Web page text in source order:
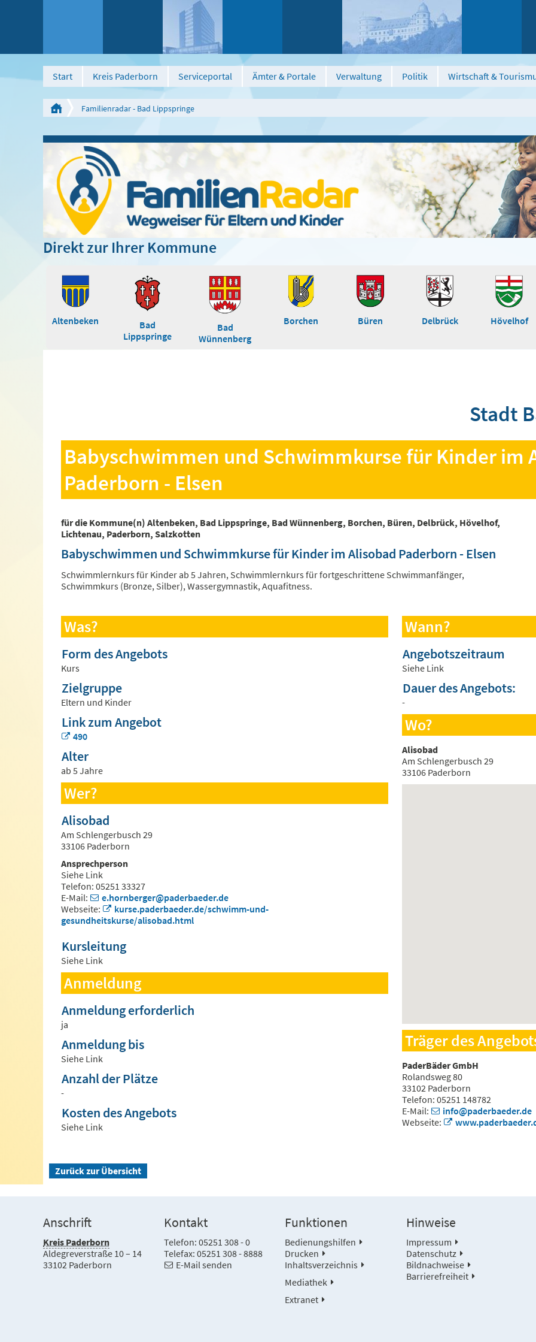
Start Kreis Paderborn Serviceportal Ämter & Portale Verwaltung Politik Wirtschaft &
Familienradar - Bad Lippspringe
Direkt zur Ihrer Kommune
Altenbeken
Bad
Lippspringe
Bad
Wünnenberg
Borchen Büren Delbrück Hövelhof
Stadt
Babyschwimmen und Schwimmkurse für Kinder im
Paderborn - Elsen
für die Kommune(n) Altenbeken, Bad Lippspringe, Bad Wünnenberg, Borchen, Büren, Delbrück, Hövelhof,
Lichtenau, Paderborn, Salzkotten
Babyschwimmen und Schwimmkurse für Kinder im Alisobad Paderborn - Elsen
Schwimmlernkurs für Kinder ab 5 Jahren, Schwimmlernkurs für fortgeschrittene Schwimmanfänger,
Schwimmkurs (Bronze, Silber), Wassergymnastik, Aquafitness.
Was?
Form des Angebots
Kurs
Zielgruppe
Eltern und Kinder
Link zum Angebot
490
Alter
ab 5 Jahre
Wer?
Alisobad
Am Schlengerbusch 29
33106 Paderborn
Ansprechperson
Siehe Link
Telefon: 05251 33327
E-Mail:
e.hornberger@paderbaeder.de
Webseite:
kurse.paderbaeder.de/schwimm-und-
gesundheitskurse/alisobad.html
Kursleitung
Siehe Link
Anmeldung
Anmeldung erforderlich
ja
Anmeldung bis
Siehe Link
Anzahl der Plätze
-
Kosten des Angebots
Siehe Link
Wann?
Angebotszeitraum
Siehe Link
Dauer des Angebots:
-
Wo?
Alisobad
Am Schlengerbusch 29
33106 Paderborn
Träger des
PaderBäder GmbH
Rolandsweg 80
33102 Paderborn
Telefon: 05251 148782
E-Mail:
info@paderbaeder.de
Webseite:
Zurück zur Übersicht
Anschrift
Kreis Paderborn
Aldegreverstraße 10 – 14
33102 Paderborn
Kontakt
Telefon: 05251 308 - 0
Telefax: 05251 308 - 8888
E-Mail senden
Funktionen
Bedienungshilfen
Drucken
Inhaltsverzeichnis
Mediathek
Extranet
Hinweise
Impressum
Datenschutz
Bildnachweise
Barrierefreiheit